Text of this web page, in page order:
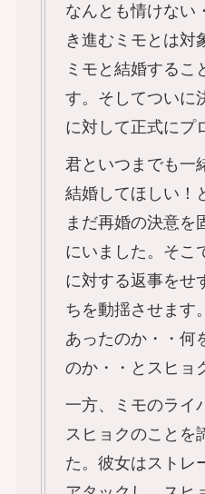
なんとも情けない
き進むミモとは対
ミモと結婚するこ
す。そしてついに
に対して正式にプ
君といつまでも一
結婚してほしい！
まだ再婚の決意を
にいました。そこ
に対する返事をせ
ちを動揺させます
あったのか・・何
のか・・とスヒョ
一方、ミモのライ
スヒョクのことを
た。彼女はストレ